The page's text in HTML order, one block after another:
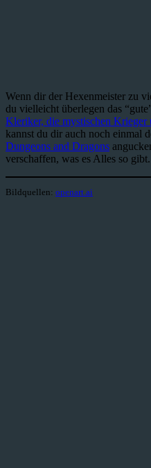
Wenn dir der Hexenmeister zu
du vielleicht überlegen das
Kleriker, die mystischen Krieger
kannst du dir auch noch einmal
Dungeons and Dragons
verschaffen, was es Alles so gibt.
Bildquellen: openart.ai